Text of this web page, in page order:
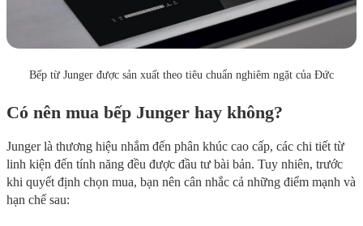
Bếp từ Junger được sản xuất theo tiêu chuẩn nghiêm ngặt của Đức
Có nên mua bếp Junger hay không?
Junger là thương hiệu nhắm đến phân khúc cao cấp, các chi tiết từ
linh kiện đến tính năng đều được đầu tư bài bản. Tuy nhiên, trước
khi quyết định chọn mua, bạn nên cân nhắc cả những điểm mạnh và
hạn chế sau: